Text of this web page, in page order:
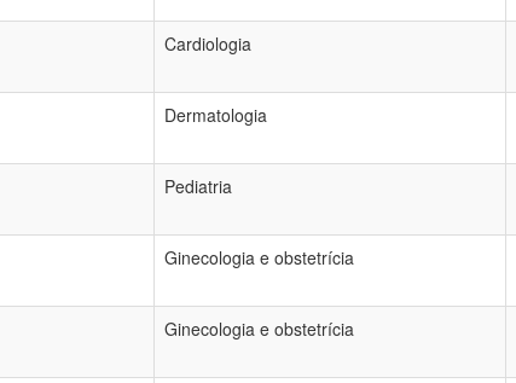
Cardiologia
Dermatologia
Pediatria
Ginecologia e obstetrícia
Ginecologia e obstetrícia